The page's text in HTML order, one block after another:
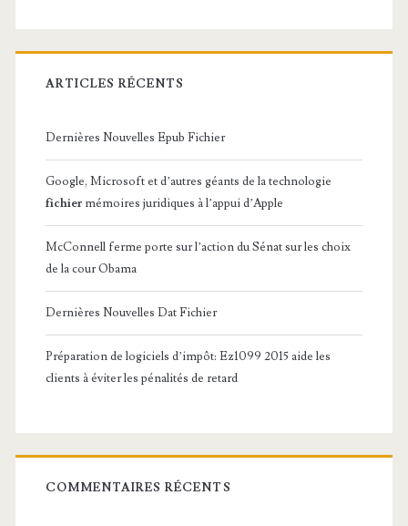
ARTICLES RÉCENTS
Dernières Nouvelles Epub Fichier
Google, Microsoft et d’autres géants de la technologie
fichier mémoires juridiques à l’appui d’Apple
McConnell ferme porte sur l’action du Sénat sur les choix
de la cour Obama
Dernières Nouvelles Dat Fichier
Préparation de logiciels d’impôt: Ez1099 2015 aide les
clients à éviter les pénalités de retard
COMMENTAIRES RÉCENTS